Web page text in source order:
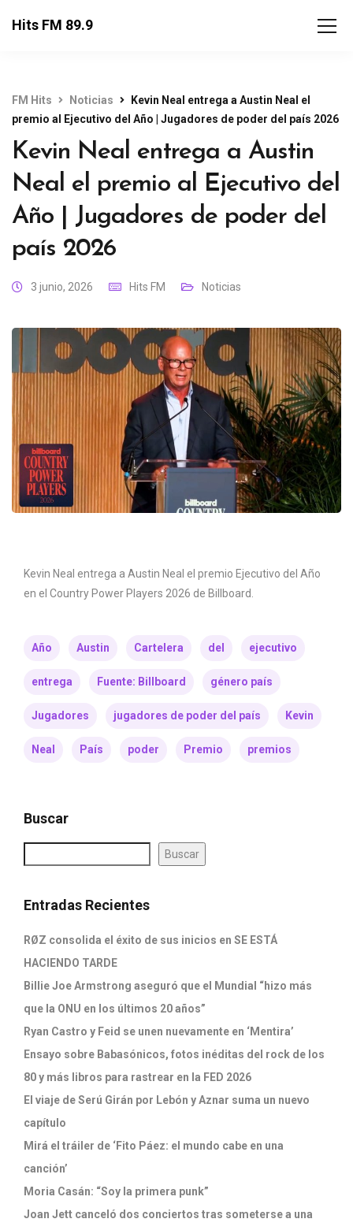
Hits FM 89.9
FM Hits Noticias
Kevin Neal entrega a Austin Neal el
premio al Ejecutivo del Año | Jugadores de poder del país 2026
Kevin Neal entrega a Austin
Neal el premio al Ejecutivo del
Año | Jugadores de poder del
país 2026
3 junio, 2026 Hits FM Noticias
Kevin Neal entrega a Austin Neal el premio Ejecutivo del Año
en el Country Power Players 2026 de Billboard.
Año Austin Cartelera del ejecutivo
entrega Fuente: Billboard género país
Jugadores jugadores de poder del país Kevin
Neal País poder Premio premios
Buscar
Buscar
Entradas Recientes
RØZ consolida el éxito de sus inicios en SE ESTÁ
HACIENDO TARDE
Billie Joe Armstrong aseguró que el Mundial “hizo más
que la ONU en los últimos 20 años”
Ryan Castro y Feid se unen nuevamente en ‘Mentira’
Ensayo sobre Babasónicos, fotos inéditas del rock de los
80 y más libros para rastrear en la FED 2026
El viaje de Serú Girán por Lebón y Aznar suma un nuevo
capítulo
Mirá el tráiler de ‘Fito Páez: el mundo cabe en una
canción’
Moria Casán: “Soy la primera punk”
Joan Jett canceló dos conciertos tras someterse a una